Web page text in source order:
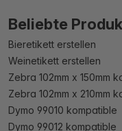
Beliebte
Bieretikett erstellen
Weinetikett erstellen
Zebra 102mm x 150mm
Zebra 102mm x 210mm
Dymo 99010 kompatible
Dymo 99012 kompatible